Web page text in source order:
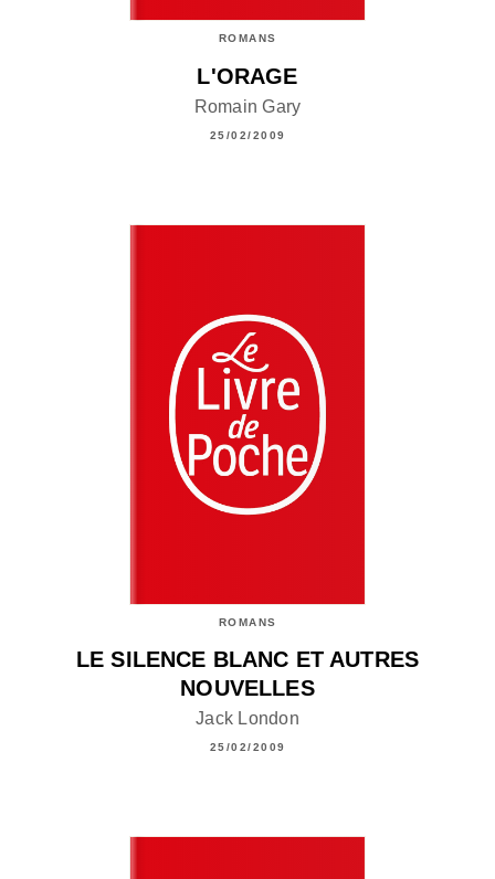
ROMANS
L'ORAGE
Romain Gary
25/02/2009
ROMANS
LE SILENCE BLANC ET AUTRES
NOUVELLES
Jack London
25/02/2009